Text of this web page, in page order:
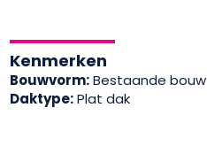
Kenmerken
Bouwvorm:Bestaande bouw
Daktype:Plat dak